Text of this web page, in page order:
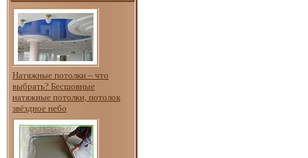
Натяжные потолки – что
выбрать? Бесшовные
натяжные потолки, потолок
звёздное небо